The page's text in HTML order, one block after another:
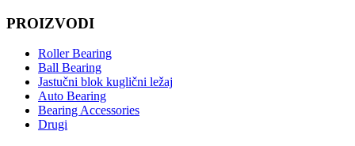
PROIZVODI
Roller Bearing
Ball Bearing
Jastučni blok kuglični ležaj
Auto Bearing
Bearing Accessories
Drugi